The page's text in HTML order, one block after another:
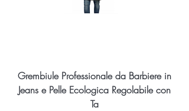
Grembiule Professionale da Barbiere in
Jeans e Pelle Ecologica Regolabile con
Ta